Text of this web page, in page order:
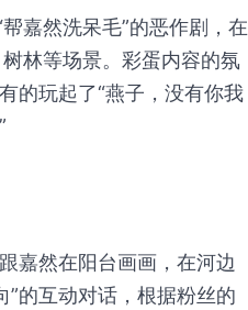
嘉然洗呆毛”的恶作剧，在
林等场景。彩蛋内容的氛
的玩起了“燕子，没有你我
嘉然在阳台画画，在河边
的互动对话，根据粉丝的